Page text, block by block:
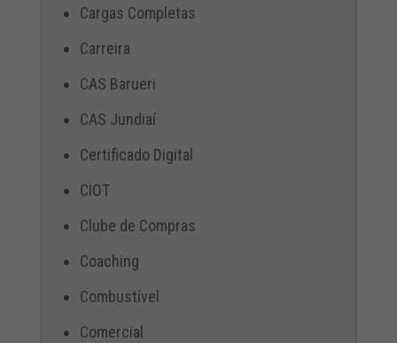
Cargas Completas
Carreira
CAS Barueri
CAS Jundiaí
Certificado Digital
CIOT
Clube de Compras
Coaching
Combustível
Comercial